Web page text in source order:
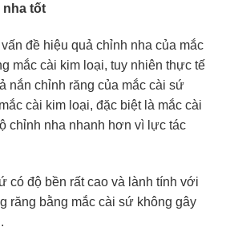
nha tốt
đề hiệu quả chỉnh nha của mắc
mắc cài kim loại, tuy nhiên thực tế
nắn chỉnh răng của mắc cài sứ
cài kim loại, đặc biệt là mắc cài
chỉnh nha nhanh hơn vì lực tác
có độ bền rất cao và lành tính với
răng bằng mắc cài sứ không gây